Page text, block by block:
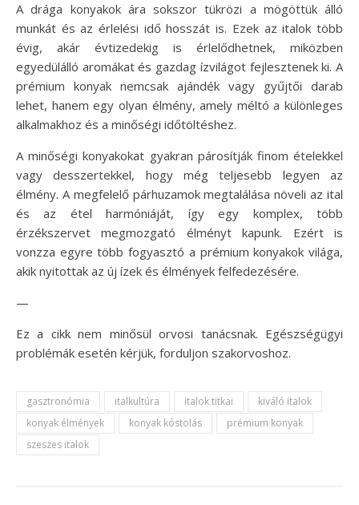
A drága konyakok ára sokszor tükrözi a mögöttük álló
munkát és az érlelési idő hosszát is. Ezek az italok több
évig, akár évtizedekig is érlelődhetnek, miközben
egyedülálló aromákat és gazdag ízvilágot fejlesztenek ki. A
prémium konyak nemcsak ajándék vagy gyűjtői darab
lehet, hanem egy olyan élmény, amely méltó a különleges
alkalmakhoz és a minőségi időtöltéshez.
A minőségi konyakokat gyakran párosítják finom ételekkel
vagy desszertekkel, hogy még teljesebb legyen az
élmény. A megfelelő párhuzamok megtalálása növeli az ital
és az étel harmóniáját, így egy komplex, több
érzékszervet megmozgató élményt kapunk. Ezért is
vonzza egyre több fogyasztó a prémium konyakok világa,
akik nyitottak az új ízek és élmények felfedezésére.
—
Ez a cikk nem minősül orvosi tanácsnak. Egészségügyi
problémák esetén kérjük, forduljon szakorvoshoz.
gasztronómia italkultúra italok titkai
kiváló italok
konyak élmények
konyak kóstolás
prémium konyak
szeszes italok